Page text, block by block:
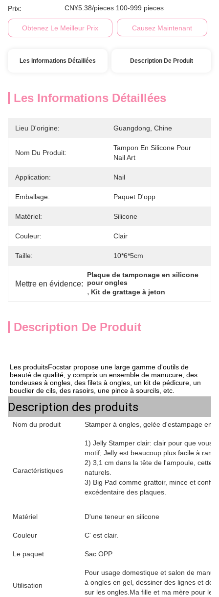
Prix: CN¥5.38/pieces 100-999 pieces
Obtenez Le Meilleur Prix Causez Maintenant
Les Informations Détaillées Description De Produit
Les Informations Détaillées
Lieu D'origine: Guangdong, Chine
Nom Du Produit:
Tampon En Silicone Pour
Nail Art
Application: Nail
Emballage: Paquet D'opp
Matériel: Silicone
Couleur: Clair
Taille: 10*6*5cm
Mettre en évidence:
Plaque de tamponage en silicone
pour ongles
, Kit de grattage à jeton
Description De Produit
Les produitsFocstar propose une large gamme d'outils de
beauté de qualité, y compris un ensemble de manucure, des
tondeuses à ongles, des filets à ongles, un kit de pédicure, un
bouclier de cils, des rasoirs, une pince à sourcils, etc.
Description des produits
Nom du produit Stamper à ongles, gelée d'estampage en
Caractéristiques
1) Jelly Stamper clair: clair pour que vous
motif; Jelly est beaucoup plus facile à
2) 3,1 cm dans la tête de l'ampoule, cette
naturels.
3) Big Pad comme grattoir, mince et
excédentaire des plaques.
Matériel D'une teneur en silicone
Couleur C' est clair.
Le paquet Sac OPP
Utilisation
Pour usage domestique et salon de
à ongles en gel, dessiner des lignes et
sur les ongles.Ma fille et ma mère pour